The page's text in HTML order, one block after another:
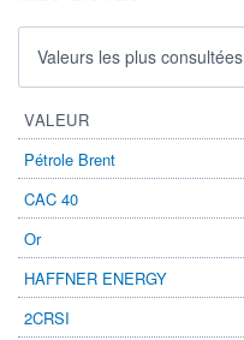
Valeurs les plus consultées
VALEUR
Pétrole Brent
CAC 40
Or
HAFFNER ENERGY
2CRSI